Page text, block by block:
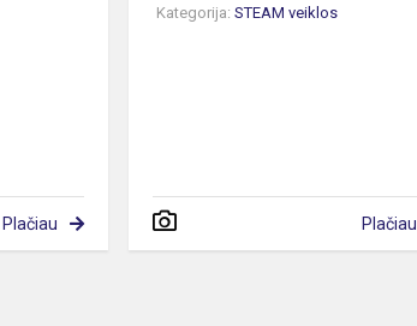
Plačiau
Kategorija:STEAM veiklos
Plačiau